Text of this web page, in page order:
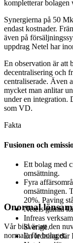
kompletterar bolagen
Synergierna på 50
endast kostnader.
även på
uppdrag Netel har
En observation är att
decentralisering och
centraliserade. Även
mycket man anlitar
under en integration.
som VD.
Fakta
Fusionen och
Ett bolag med
omsättning.
Fyra
omsättningen.
20%. Paving
Netels gamla
Infreas
Sverige.
En ledning där
Onormal
Vår bild är att den
normala för bolaget.